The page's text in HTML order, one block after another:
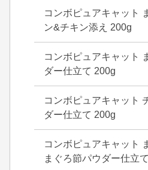
コンボピュアキャット
ン&チキン添え 200g
コンボピュアキャット
ダー仕立て 200g
コンボピュアキャット
ダー仕立て 200g
コンボピュアキャット
まぐろ節パウダー仕立